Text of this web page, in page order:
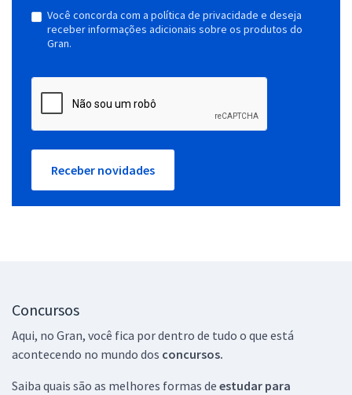
Você concorda com a política de privacidade e deseja
receber informações adicionais sobre os produtos do
Gran.
Receber novidades
Concursos
Aqui, no Gran, você fica por dentro de tudo o que está
acontecendo no mundo dos concursos.
Saiba quais são as melhores formas de estudar para